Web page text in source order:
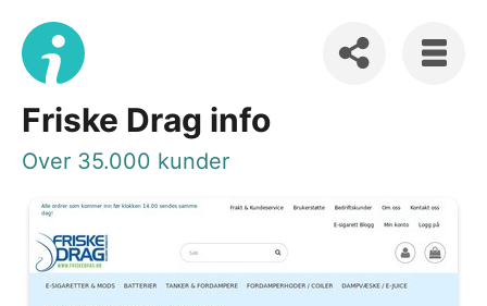
Friske Drag info
Over 35.000 kunder